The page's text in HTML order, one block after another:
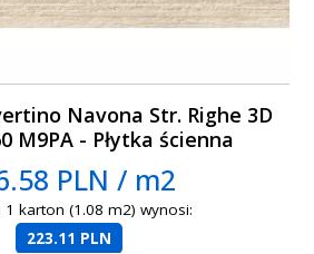
Navona Str. Righe 3D
M9PA - Płytka ścienna
PLN / m2
1 karton (1.08 m2) wynosi:
223.11 PLN